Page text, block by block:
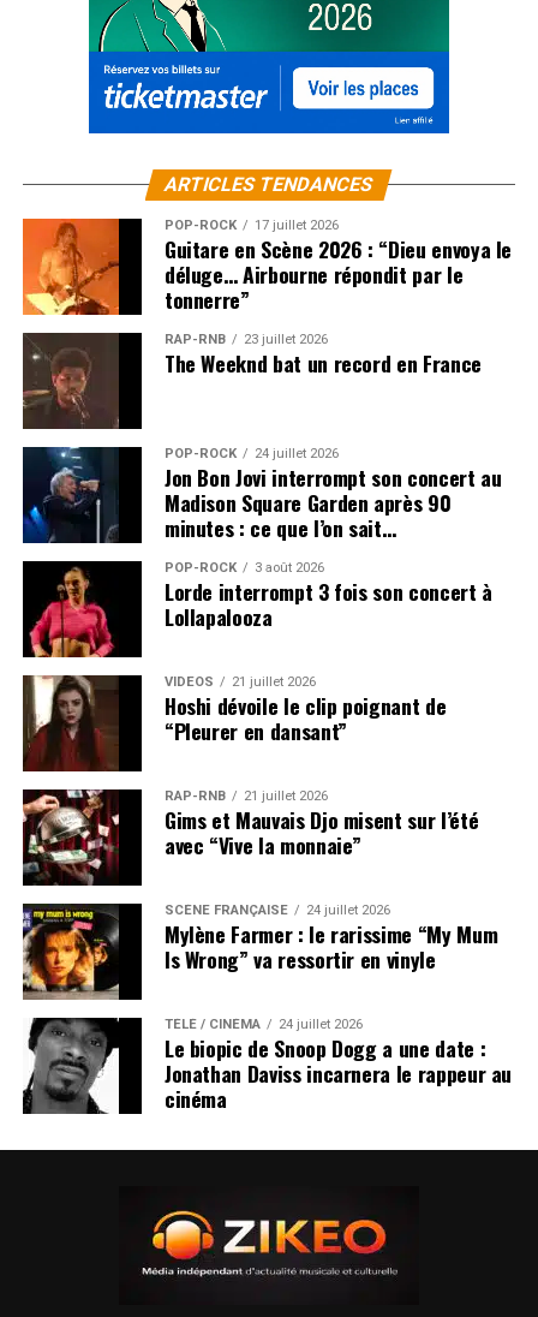
ARTICLES TENDANCES
POP-ROCK 17 juillet 2026
Guitare en Scène 2026 : “Dieu envoya le
déluge… Airbourne répondit par le
tonnerre”
RAP-RNB 23 juillet 2026
The Weeknd bat un record en France
POP-ROCK 24 juillet 2026
Jon Bon Jovi interrompt son concert au
Madison Square Garden après 90
minutes : ce que l’on sait…
POP-ROCK 3 août 2026
Lorde interrompt 3 fois son concert à
Lollapalooza
VIDEOS 21 juillet 2026
Hoshi dévoile le clip poignant de
“Pleurer en dansant”
RAP-RNB 21 juillet 2026
Gims et Mauvais Djo misent sur l’été
avec “Vive la monnaie”
SCÈNE FRANÇAISE 24 juillet 2026
Mylène Farmer : le rarissime “My Mum
Is Wrong” va ressortir en vinyle
TÉLÉ / CINÉMA 24 juillet 2026
Le biopic de Snoop Dogg a une date :
Jonathan Daviss incarnera le rappeur au
cinéma